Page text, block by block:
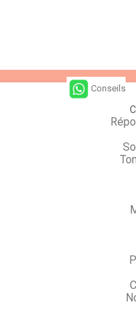
Conseils